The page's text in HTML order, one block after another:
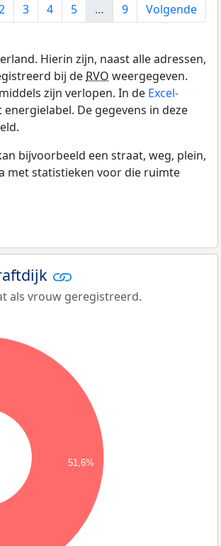
3 4 5 … 9 Volgende
Hierin zijn, naast alle adressen,
bij de RVO weergegeven.
zijn verlopen. In de Excel-
De gegevens in deze
bijvoorbeeld een straat, weg, plein,
met statistieken voor die ruimte
als vrouw geregistreerd.
51,6%